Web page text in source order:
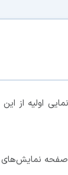
اولیه از
صفحه